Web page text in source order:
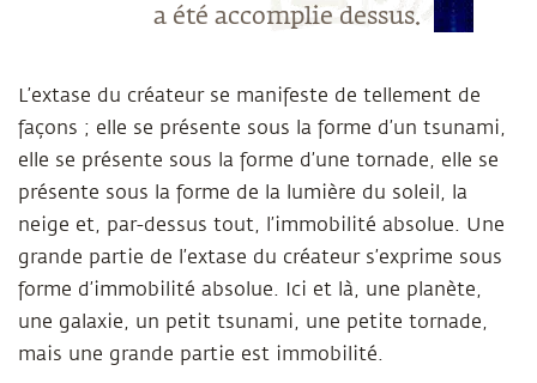
a été accomplie dessus.
L’extase du créateur se manifeste de tellement de
façons ; elle se présente sous la forme d’un tsunami,
elle se présente sous la forme d’une tornade, elle se
présente sous la forme de la lumière du soleil, la
neige et, par-dessus tout, l’immobilité absolue. Une
grande partie de l’extase du créateur s’exprime sous
forme d’immobilité absolue. Ici et là, une planète,
une galaxie, un petit tsunami, une petite tornade,
mais une grande partie est immobilité.